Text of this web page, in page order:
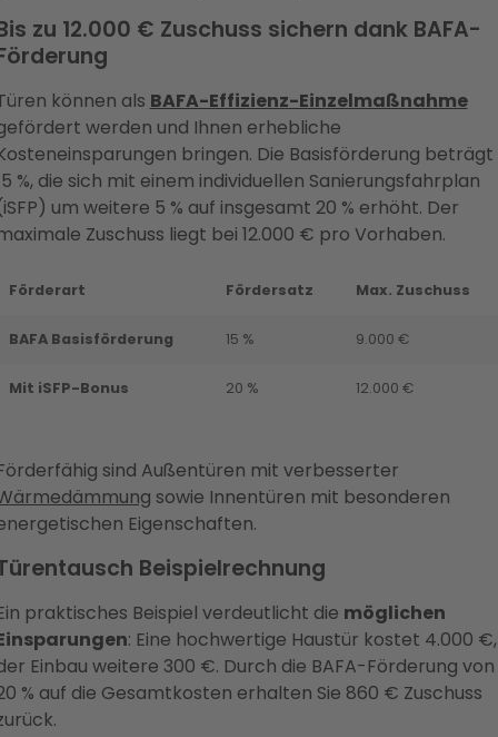
zu 12.000 € Zuschuss sichern dank BAFA-
können als BAFA-Effizienz-Einzelmaßnahme
werden und Ihnen erhebliche
bringen. Die Basisförderung beträgt
%, die sich mit einem individuellen Sanierungsfahrplan
um weitere 5 % auf insgesamt 20 % erhöht. Der
Zuschuss liegt bei 12.000 € pro Vorhaben.
Förderart Fördersatz Max. Zuschuss
BAFA Basisförderung 15 % 9.000 €
Mit iSFP-Bonus 20 % 12.000 €
sind Außentüren mit verbesserter
sowie Innentüren mit besonderen
Eigenschaften.
Beispielrechnung
praktisches Beispiel verdeutlicht die möglichen
: Eine hochwertige Haustür kostet 4.000 €,
Einbau weitere 300 €. Durch die BAFA-Förderung von
% auf die Gesamtkosten erhalten Sie 860 € Zuschuss